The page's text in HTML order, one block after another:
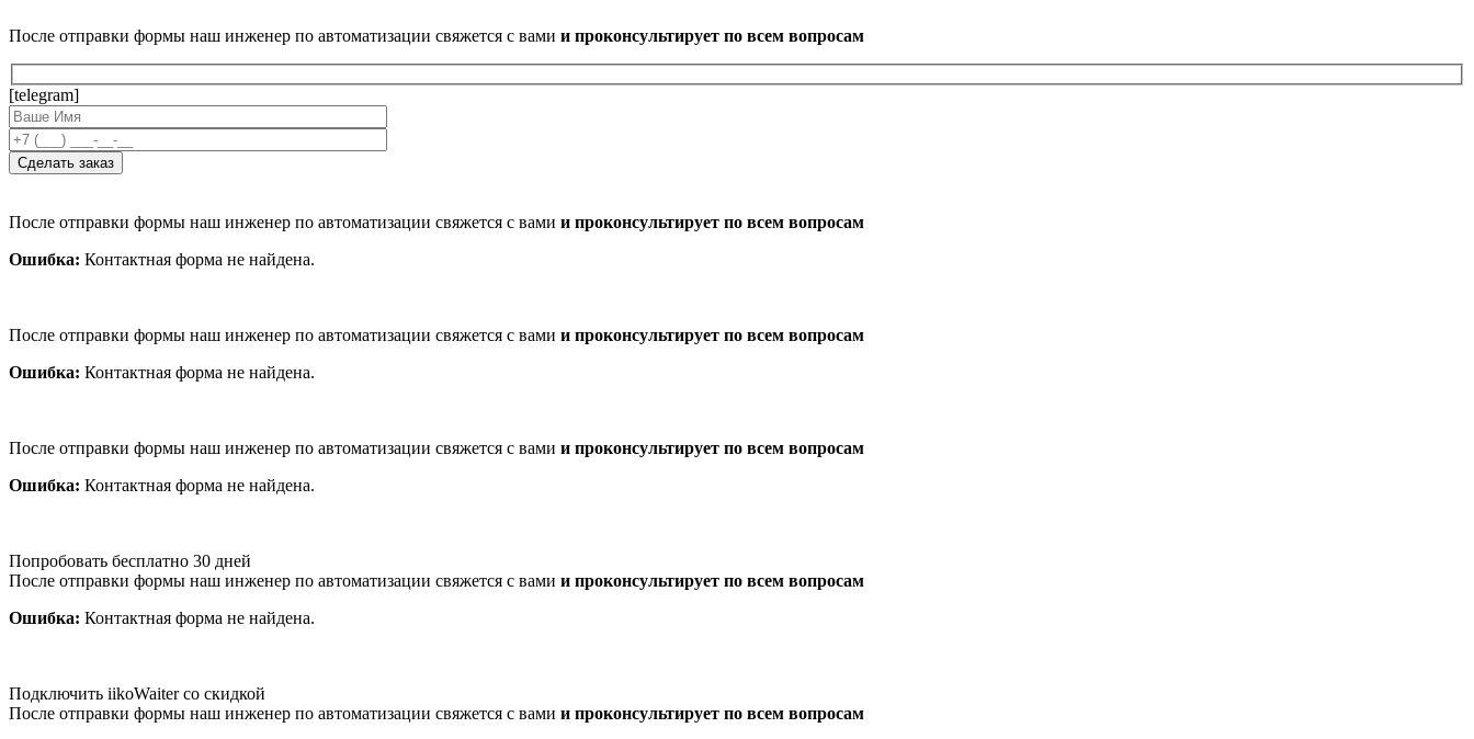
После отправки формы наш инженер по автоматизации свяжется с вами и проконсультирует по всем вопросам
[telegram]
После отправки формы наш инженер по автоматизации свяжется с вами и проконсультирует по всем вопросам
Ошибка: Контактная форма не найдена.
После отправки формы наш инженер по автоматизации свяжется с вами и проконсультирует по всем вопросам
Ошибка: Контактная форма не найдена.
После отправки формы наш инженер по автоматизации свяжется с вами и проконсультирует по всем вопросам
Ошибка: Контактная форма не найдена.
Попробовать бесплатно 30 дней
После отправки формы наш инженер по автоматизации свяжется с вами и проконсультирует по всем вопросам
Ошибка: Контактная форма не найдена.
Подключить iikoWaiter со скидкой
После отправки формы наш инженер по автоматизации свяжется с вами и проконсультирует по всем вопросам